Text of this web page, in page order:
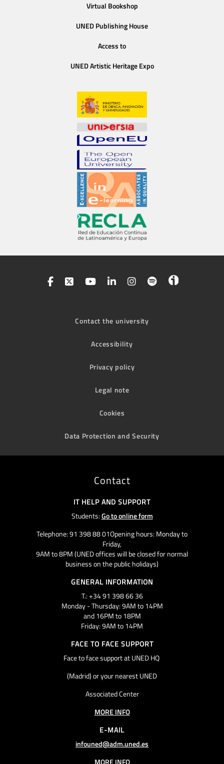
Virtual Bookshop
UNED Publishing House
Access to
UNED Artistic Heritage Expo
Contact the university
Accessibility
Privacy policy
Legal note
Cookies
Data Protection and Security
Contact
IT HELP AND SUPPORT
Students:Go to online form
Telephone: 91 398 88 01Opening hours: Monday to
Friday,
9AM to 8PM (UNED offices will be closed for normal
business on the public holidays)
GENERAL INFORMATION
T.: +34 91 398 66 36
Monday - Thursday: 9AM to 14PM
and 16PM to 18PM
Friday: 9AM to 14PM
FACE TO FACE SUPPORT
Face to face support at UNED HQ
(Madrid) or your nearest UNED
Associated Center
MORE INFO
E-MAIL
infouned@adm.uned.es
MORE INFO